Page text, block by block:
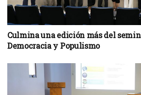
Culmina una edición más del
Democracia y Populismo